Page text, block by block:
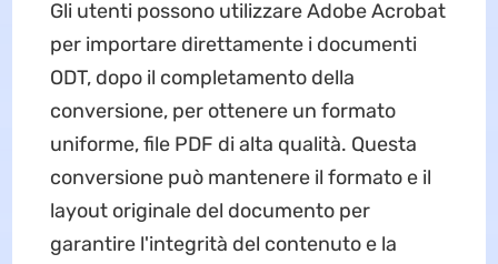
Gli utenti possono utilizzare Adobe Acrobat
per importare direttamente i documenti
ODT, dopo il completamento della
conversione, per ottenere un formato
uniforme, file PDF di alta qualità. Questa
conversione può mantenere il formato e il
layout originale del documento per
garantire l'integrità del contenuto e la